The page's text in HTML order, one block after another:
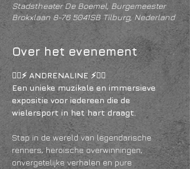
Stadstheater De Boemel, Burgemeester
Brokxlaan 8-76 5041SB Tilburg, Nederland
Over het evenement
🚴‍♂️⚡ ANDRENALINE ⚡🚴‍♂️
Een unieke muzikale en immersieve
expositie voor iedereen die de
wielersport in het hart draagt.
Stap in de wereld van legendarische
renners, heroïsche overwinningen,
onvergetelijke verhalen en pure